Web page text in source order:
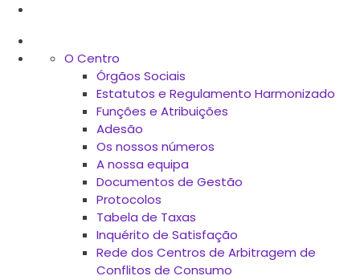
O Centro
Órgãos Sociais
Estatutos e Regulamento Harmonizado
Funções e Atribuições
Adesão
Os nossos números
A nossa equipa
Documentos de Gestão
Protocolos
Tabela de Taxas
Inquérito de Satisfação
Rede dos Centros de Arbitragem de
Conflitos de Consumo